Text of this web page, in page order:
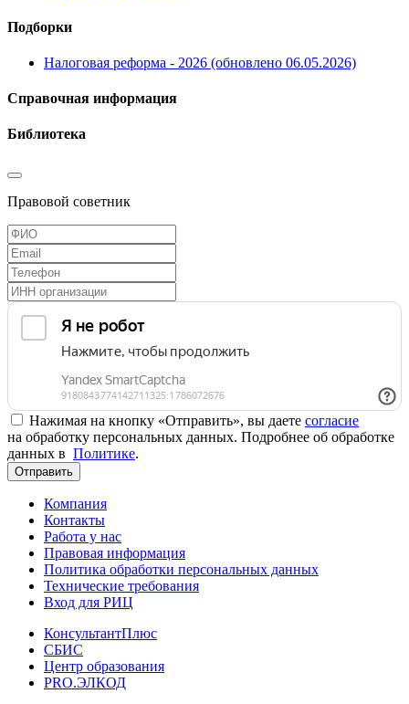
Подборки
Налоговая реформа - 2026 (обновлено 06.05.2026)
Справочная информация
Библиотека
Правовой советник
Нажимая на кнопку «Отправить», вы даете согласие
на обработку персональных данных. Подробнее об обработке
данных в Политике.
Отправить
Компания
Контакты
Работа у нас
Правовая информация
Политика обработки персональных данных
Технические требования
Вход для РИЦ
КонсультантПлюс
СБИС
Центр образования
PRO.ЭЛКОД